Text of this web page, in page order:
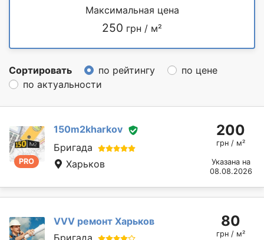
Максимальная цена
250 грн / м²
Сортировать по рейтингу
по цене
по актуальности
PRO
150m2kharkov
Бригада
Харьков
200
грн / м²
Указана на
08.08.2026
VVV ремонт Харьков
Бригада
80
грн / м²